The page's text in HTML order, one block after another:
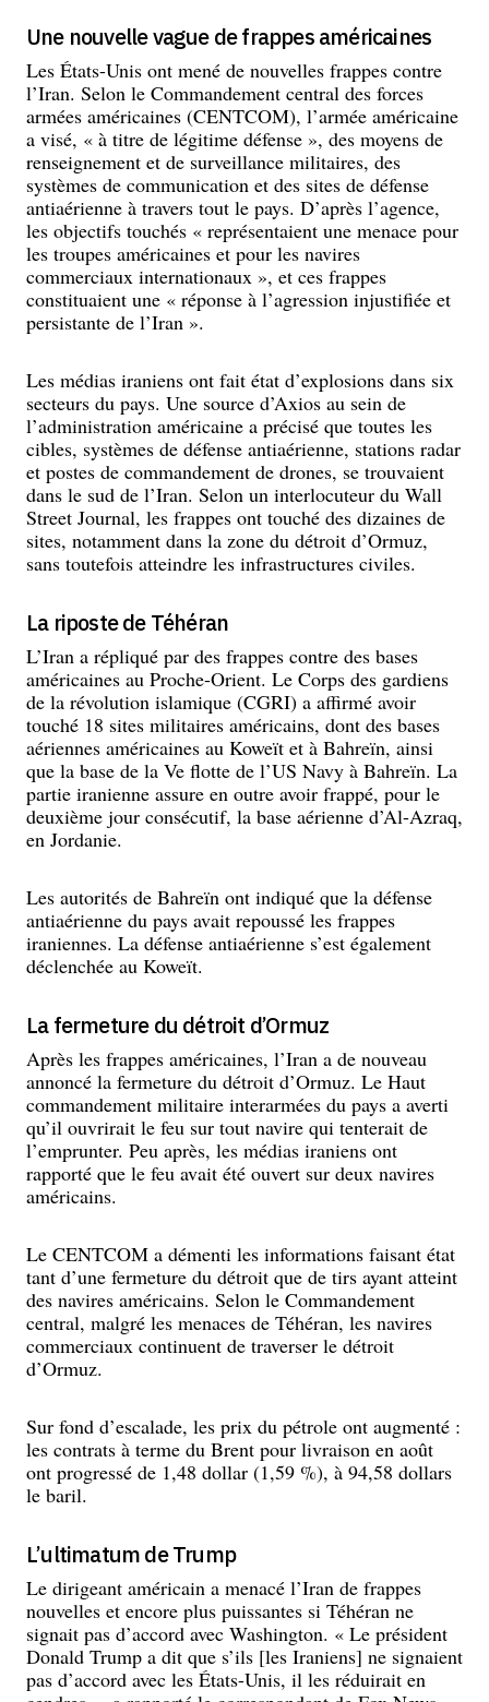
Une nouvelle vague de frappes américaines
Les États-Unis ont mené de nouvelles frappes contre
l’Iran. Selon le Commandement central des forces
armées américaines (CENTCOM), l’armée américaine
a visé, « à titre de légitime défense », des moyens de
renseignement et de surveillance militaires, des
systèmes de communication et des sites de défense
antiaérienne à travers tout le pays. D’après l’agence,
les objectifs touchés « représentaient une menace pour
les troupes américaines et pour les navires
commerciaux internationaux », et ces frappes
constituaient une « réponse à l’agression injustifiée et
persistante de l’Iran ».
Les médias iraniens ont fait état d’explosions dans six
secteurs du pays. Une source d’Axios au sein de
l’administration américaine a précisé que toutes les
cibles, systèmes de défense antiaérienne, stations radar
et postes de commandement de drones, se trouvaient
dans le sud de l’Iran. Selon un interlocuteur du Wall
Street Journal, les frappes ont touché des dizaines de
sites, notamment dans la zone du détroit d’Ormuz,
sans toutefois atteindre les infrastructures civiles.
La riposte de Téhéran
L’Iran a répliqué par des frappes contre des bases
américaines au Proche-Orient. Le Corps des gardiens
de la révolution islamique (CGRI) a affirmé avoir
touché 18 sites militaires américains, dont des bases
aériennes américaines au Koweït et à Bahreïn, ainsi
que la base de la Ve flotte de l’US Navy à Bahreïn. La
partie iranienne assure en outre avoir frappé, pour le
deuxième jour consécutif, la base aérienne d’Al-Azraq,
en Jordanie.
Les autorités de Bahreïn ont indiqué que la défense
antiaérienne du pays avait repoussé les frappes
iraniennes. La défense antiaérienne s’est également
déclenchée au Koweït.
La fermeture du détroit d’Ormuz
Après les frappes américaines, l’Iran a de nouveau
annoncé la fermeture du détroit d’Ormuz. Le Haut
commandement militaire interarmées du pays a averti
qu’il ouvrirait le feu sur tout navire qui tenterait de
l’emprunter. Peu après, les médias iraniens ont
rapporté que le feu avait été ouvert sur deux navires
américains.
Le CENTCOM a démenti les informations faisant état
tant d’une fermeture du détroit que de tirs ayant atteint
des navires américains. Selon le Commandement
central, malgré les menaces de Téhéran, les navires
commerciaux continuent de traverser le détroit
d’Ormuz.
Sur fond d’escalade, les prix du pétrole ont augmenté :
les contrats à terme du Brent pour livraison en août
ont progressé de 1,48 dollar (1,59 %), à 94,58 dollars
le baril.
L’ultimatum de Trump
Le dirigeant américain a menacé l’Iran de frappes
nouvelles et encore plus puissantes si Téhéran ne
signait pas d’accord avec Washington. « Le président
Donald Trump a dit que s’ils [les Iraniens] ne signaient
pas d’accord avec les États-Unis, il les réduirait en